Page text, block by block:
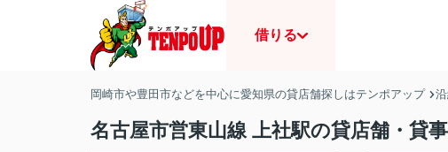
借りる
岡崎市や豊田市などを中心に愛知県の貸店舗探しはテンポアップ
名古屋市営東山線 上社駅の貸店舗・貸